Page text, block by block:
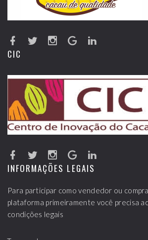
CIC
INFORMAÇÕES LEGAIS
Para participar como vendedor ou
plataforma primeiramente você precisa
condições legais